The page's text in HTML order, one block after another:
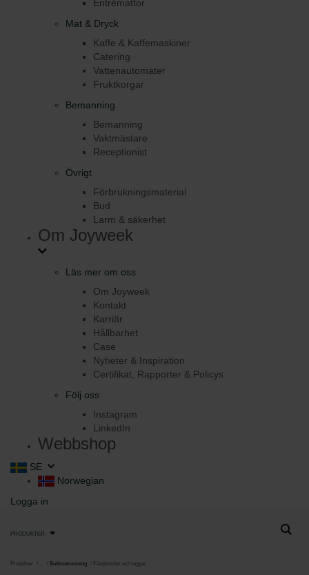
Entrémattor
Mat & Dryck
Kaffe & Kaffemaskiner
Catering
Vattenautomater
Fruktkorgar
Bemanning
Bemanning
Vaktmästare
Receptionist
Övrigt
Förbrukningsmaterial
Bud
Larm & säkerhet
Om Joyweek
Läs mer om oss
Om Joyweek
Kontakt
Karriär
Hållbarhet
Case
Nyheter & Inspiration
Certifikat, Rapporter & Policys
Följ oss
Instagram
LinkedIn
Webbshop
SE
Norwegian
Logga in
PRODUKTER
Produkter Butiksutrustning Fästpistoler och taggar